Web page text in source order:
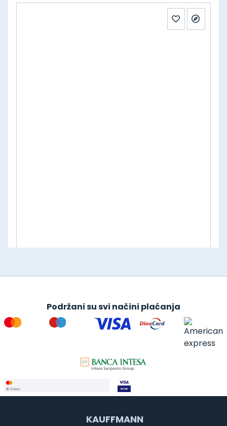
Podržani su svi načini plaćanja
KAUFFMANN